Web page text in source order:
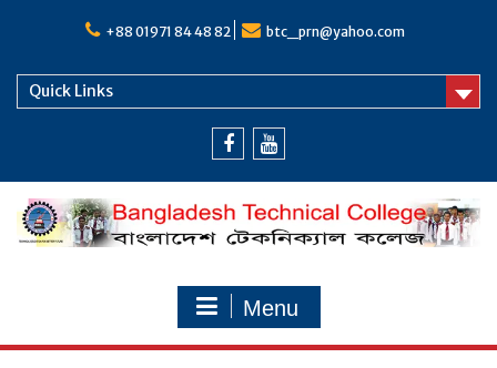
+88 01971 84 48 82 btc_prn@yahoo.com
Quick Links
Menu